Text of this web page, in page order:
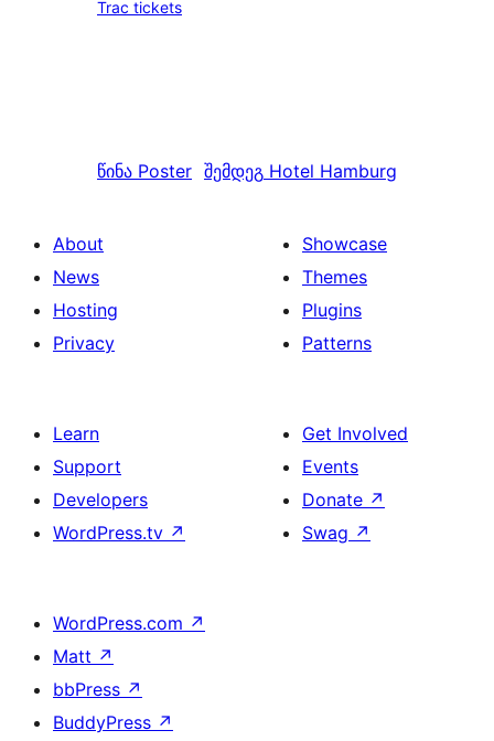
Trac tickets
წინა Poster შემდეგ Hotel Hamburg
About
News
Hosting
Privacy
Showcase
Themes
Plugins
Patterns
Learn
Support
Developers
WordPress.tv ↗
Get Involved
Events
Donate ↗
Swag ↗
WordPress.com ↗
Matt ↗
bbPress ↗
BuddyPress ↗